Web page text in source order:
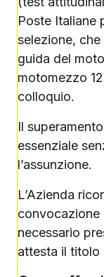
Poste Italiane
selezione,
guida del
motomezzo
colloquio.
Il
essenziale
l’assunzione.
L’Azienda
convocazione
necessario
attesta il titolo